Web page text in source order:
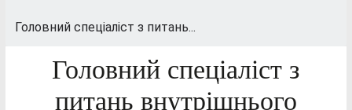
Головний спеціаліст з питань...
Головний спеціаліст з
питань внутрішнього